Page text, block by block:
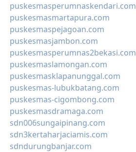
puskesmasperumnaskendari.com
puskesmasmartapura.com
puskesmaspejagoan.com
puskesmasjambon.com
puskesmasperumnas2bekasi.com
puskesmaslamongan.com
puskesmasklapanunggal.com
puskesmas-lubukbatang.com
puskesmas-cigombong.com
puskesmasdramaga.com
sdn006sungaipinang.com
sdn3kertaharjaciamis.com
sdndurungbanjar.com